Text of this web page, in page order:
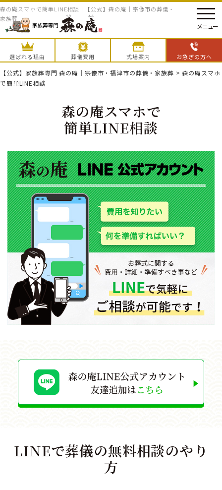
森の庵スマホで簡単LINE相談 | 【公式】森の庵｜宗像市の葬儀・
家族葬
選ばれる理由 葬儀費用 式場案内 お急ぎの方へ
メニュー
【公式】家族葬専門 森の庵｜宗像市・福津市の葬儀・家族葬 >森の庵スマホ
で簡単LINE相談
森の庵スマホで
簡単LINE相談
LINEで葬儀の無料相談のやり
方